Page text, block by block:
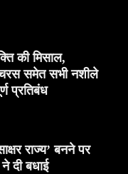
की मिसाल,
समेत सभी नशीले
प्रतिबंध
राज्य’ बनने पर
ने दी बधाई